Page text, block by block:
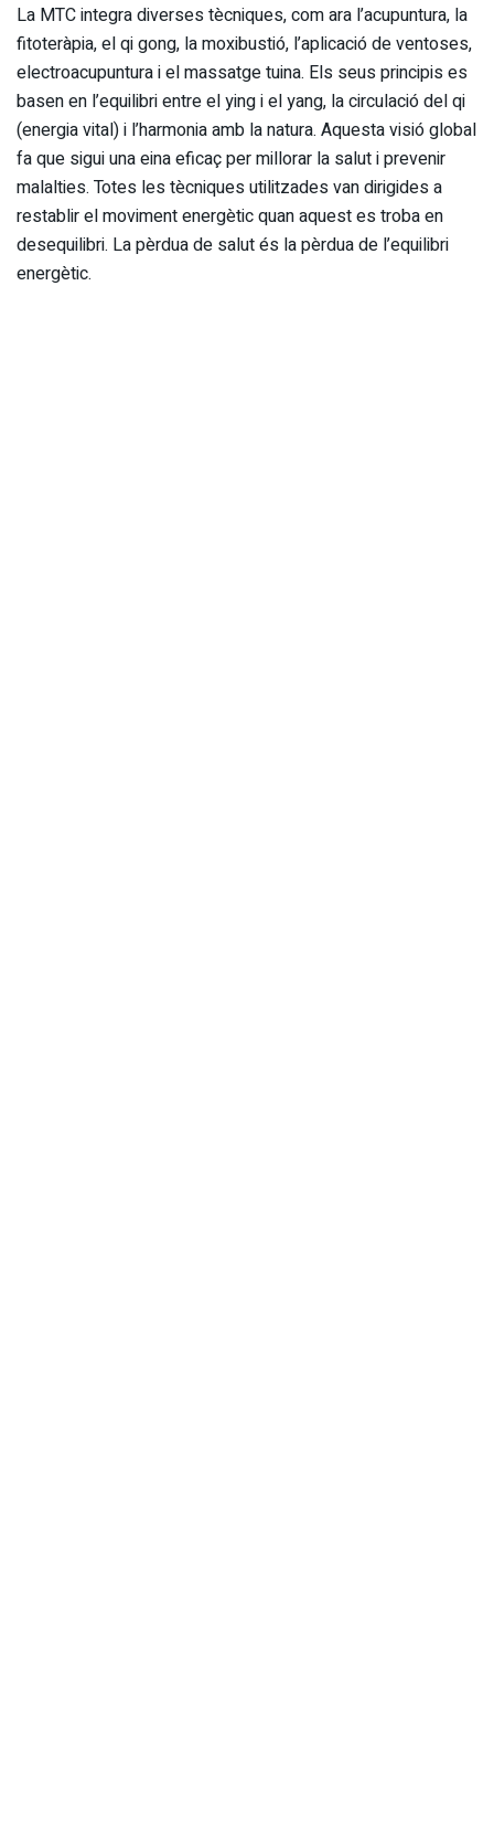
La MTC integra diverses tècniques, com ara l’acupuntura, la
fitoteràpia, el qi gong, la moxibustió, l’aplicació de ventoses,
electroacupuntura i el massatge tuina. Els seus principis es
basen en l’equilibri entre el ying i el yang, la circulació del qi
(energia vital) i l’harmonia amb la natura. Aquesta visió global
fa que sigui una eina eficaç per millorar la salut i prevenir
malalties. Totes les tècniques utilitzades van dirigides a
restablir el moviment energètic quan aquest es troba en
desequilibri. La pèrdua de salut és la pèrdua de l’equilibri
energètic.